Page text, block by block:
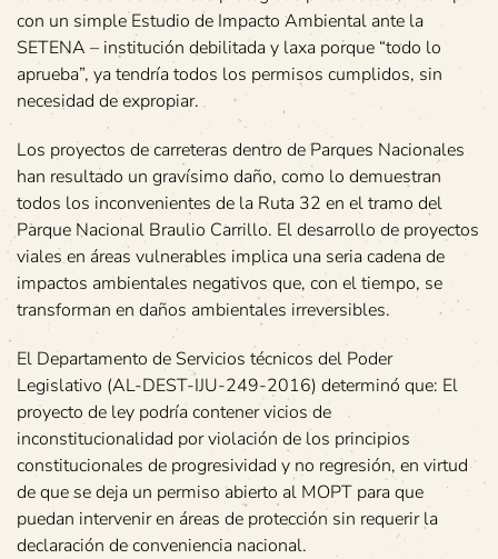
con un simple Estudio de Impacto Ambiental ante la
SETENA – institución debilitada y laxa porque “todo lo
aprueba”, ya tendría todos los permisos cumplidos, sin
necesidad de expropiar.
Los proyectos de carreteras dentro de Parques Nacionales
han resultado un gravísimo daño, como lo demuestran
todos los inconvenientes de la Ruta 32 en el tramo del
Parque Nacional Braulio Carrillo. El desarrollo de proyectos
viales en áreas vulnerables implica una seria cadena de
impactos ambientales negativos que, con el tiempo, se
transforman en daños ambientales irreversibles.
El Departamento de Servicios técnicos del Poder
Legislativo (AL-DEST-IJU-249-2016) determinó que: El
proyecto de ley podría contener vicios de
inconstitucionalidad por violación de los principios
constitucionales de progresividad y no regresión, en virtud
de que se deja un permiso abierto al MOPT para que
puedan intervenir en áreas de protección sin requerir la
declaración de conveniencia nacional.